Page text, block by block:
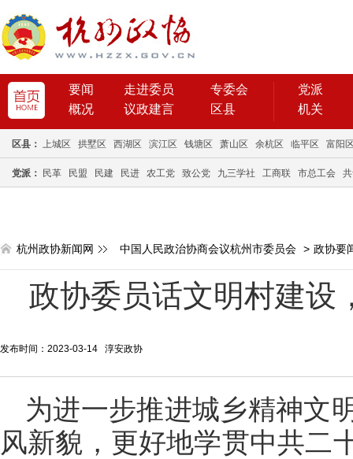
要闻 走进委员
专委会
概况
议政建言 区县
党派
机关
区县： 上城区 拱墅区 西湖区 滨江区 钱塘区 萧山区 余杭区 临平区 富阳
党派： 民革 民盟 民建 民进 农工党 致公党 九三学社 工商联 市总工会
杭州政协新闻网 中国人民政治协商会议杭州市委员会 > 政协要
政协委员话文明村建设
发布时间：2023-03-14 淳安政协
为进一步推进城乡精神文
风新貌，更好地学贯中共二